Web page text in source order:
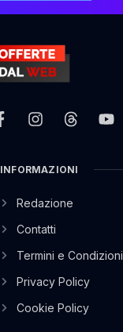
INFORMAZIONI
Redazione
Contatti
Termini e Condizioni
Privacy Policy
Cookie Policy